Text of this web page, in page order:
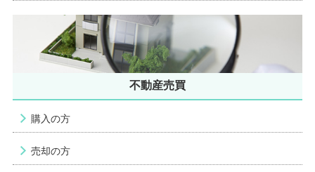
不動産売買
購入の方
売却の方